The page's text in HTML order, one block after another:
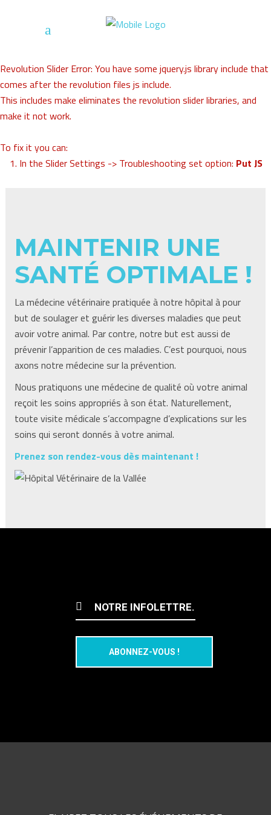
Revolution Slider Error: You have some jquery.js library include that
comes after the revolution files js include.
This includes make eliminates the revolution slider libraries, and
make it not work.
To fix it you can:
1. In the Slider Settings -> Troubleshooting set option: Put JS
MAINTENIR UNE
SANTÉ OPTIMALE !
La médecine vétérinaire pratiquée à notre hôpital à pour
but de soulager et guérir les diverses maladies que peut
avoir votre animal. Par contre, notre but est aussi de
prévenir l’apparition de ces maladies. C’est pourquoi, nous
axons notre médecine sur la prévention.
Nous pratiquons une médecine de qualité où votre animal
reçoit les soins appropriés à son état. Naturellement,
toute visite médicale s’accompagne d’explications sur les
soins qui seront donnés à votre animal.
Prenez son rendez-vous dès maintenant !